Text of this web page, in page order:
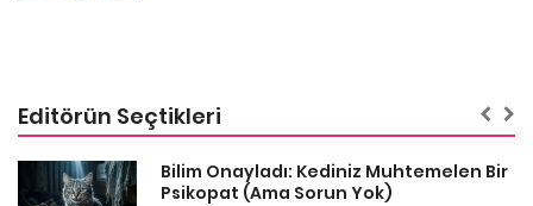
Editörün Seçtikleri
Bilim Onayladı: Kediniz Muhtemelen Bir
Psikopat (Ama Sorun Yok)